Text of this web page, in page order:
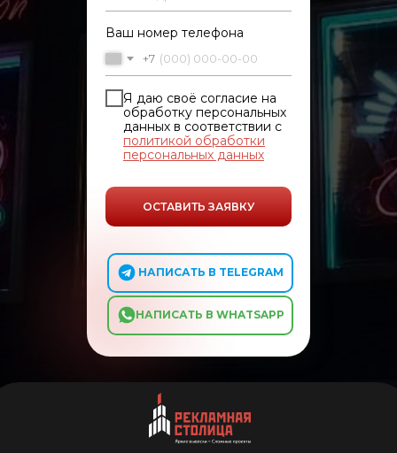
Ваш номер телефона
+7
Я даю своё согласие на
обработку персональных
данных в соответствии с
политикой обработки
персональных данных
ОСТАВИТЬ ЗАЯВКУ
⠀ ⠀ НАПИСАТЬ В TELEGRAM
⠀ ⠀НАПИСАТЬ В WHATSAPP